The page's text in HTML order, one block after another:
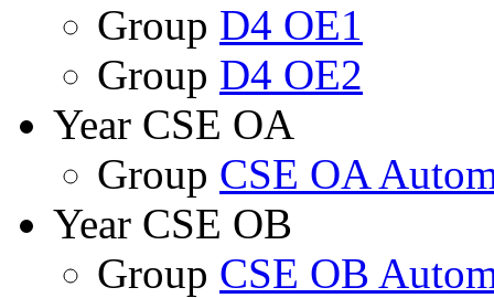
Group D4 OE1
Group D4 OE2
Year CSE OA
Group CSE OA
Year CSE OB
Group CSE OB